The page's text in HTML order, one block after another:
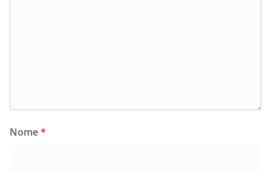
Nome*